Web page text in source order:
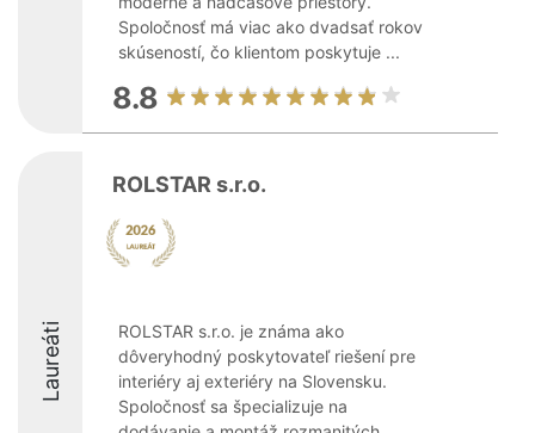
Spoločnosť má viac ako dvadsať rokov
skúseností, čo klientom poskytuje ...
8.8
Laureáti
ROLSTAR s.r.o.
ROLSTAR s.r.o. je známa ako
dôveryhodný poskytovateľ riešení pre
interiéry aj exteriéry na Slovensku.
Spoločnosť sa špecializuje na